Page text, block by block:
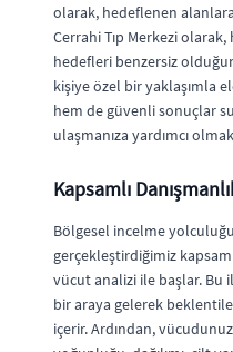
olarak, hedeflenen
Cerrahi Tıp Merkezi
hedefleri benzersiz
kişiye özel bir yaklaşımla
hem de güvenli sonuçlar
ulaşmanıza yardımcı
Kapsamlı
Bölgesel incelme
gerçekleştirdiğimiz
vücut analizi ile başlar. Bu
bir araya gelerek
içerir. Ardından,